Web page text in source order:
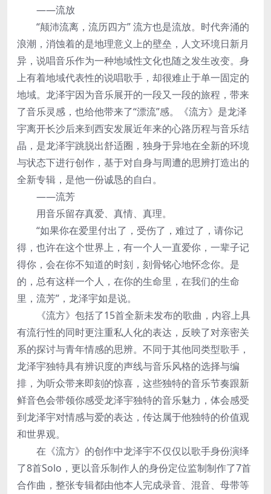
——流放
“颠沛流离，流历四方” 流方也是流放。时代奔涌的
浪潮，消蚀着的是地理意义上的壁垒，人文环境日新月
异，说唱音乐作为一种地域性文化也随之发生改变。身
上有着地域代表性的说唱歌手，却很难止于单一固定的
地域。龙泽宇因为音乐展开的一段又一段的旅程，带来
了音乐灵感，也给他带来了“漂流”感。《流方》是龙泽
宇离开长沙后来到西安发展近年来的心路历程与音乐结
晶，是龙泽宇跳脱出舒适圈，独身于异地在全新的环境
与状态下进行创作，基于对自身与周遭的思辨打造出的
全新专辑，是他一份诚恳的自白。
——流芳
用音乐留存真爱、真情、真理。
“如果你在爱里付出了，受伤了，难过了，请你记
得，也许在这个世界上，有一个人一直爱你，一辈子记
得你，会在你不知道的时刻，刻骨铭心地怀念你。是
的，总有这样一个人，在你的生命里，在我们的生命
里，流芳”，龙泽宇如是说。
《流方》包括了15首全新未发布的歌曲，内容上具
有流行性的同时更注重私人化的表达，反映了对亲密关
系的探讨与青年情感的思辨。不同于其他同类型歌手，
龙泽宇独特具有辨识度的声线与音乐风格的选择与编
排，为听众带来即刻的惊喜，这些独特的音乐节奏跟新
鲜音色会带领你感受龙泽宇独特的音乐魅力，体会感受
到龙泽宇对情感与爱的表达，传达属于他独特的价值观
和世界观。
在《流方》的创作中龙泽宇不仅仅以歌手身份演绎
了8首Solo，更以音乐制作人的身份定位监制制作了7首
合作曲，整张专辑都由他本人完成录音、混音、母带等